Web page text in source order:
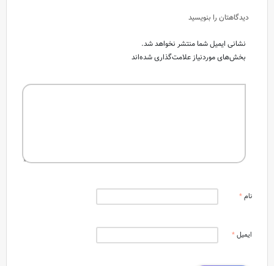
دیدگاهتان را بنویسید
نشانی ایمیل شما منتشر نخواهد شد.
بخش‌های موردنیاز علامت‌گذاری شده‌اند
نام*
ایمیل*